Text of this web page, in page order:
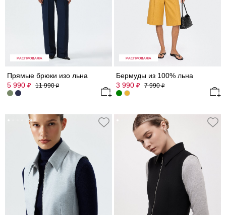
РАСПРОДАЖА
Прямые брюки изо льна
5 990 ₽ 11 990₽
РАСПРОДАЖА
Бермуды из 100% льна
3 990 ₽ 7 990₽